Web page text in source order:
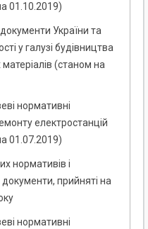
01.10.2019)
України та
у галузі будівництва
(станом на
нормативні
електростанцій
01.07.2019)
нормативів і
документи, прийняті на
нормативні